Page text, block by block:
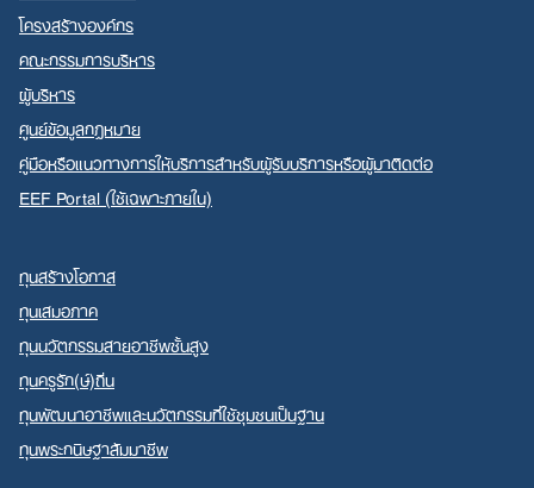
โครงสร้างองค์กร
คณะกรรมการบริหาร
ผู้บริหาร
ศูนย์ข้อมูลกฎหมาย
คู่มือหรือแนวทางการให้บริการสำหรับผู้รับบริการหรือผู้มาติดต่อ
EEF Portal (ใช้เฉพาะภายใน)
ทุนสร้างโอกาส
ทุนเสมอภาค
ทุนนวัตกรรมสายอาชีพชั้นสูง
ทุนครูรัก(ษ์)ถิ่น
ทุนพัฒนาอาชีพและนวัตกรรมที่ใช้ชุมชนเป็นฐาน
ทุนพระกนิษฐาสัมมาชีพ